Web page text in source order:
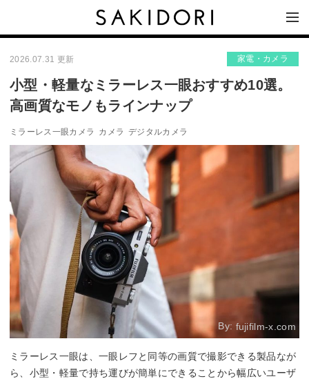
2026.07.31 更新 家電・カメラ
小型・軽量なミラーレス一眼おすすめ10選。
高画質なモノもラインナップ
ミラーレス一眼カメラ カメラ デジタルカメラ
By: fujifilm-x.com
ミラーレス一眼は、一眼レフと同等の画質で撮影できる製品なが
ら、小型・軽量で持ち運びが簡単にできることから幅広いユーザ